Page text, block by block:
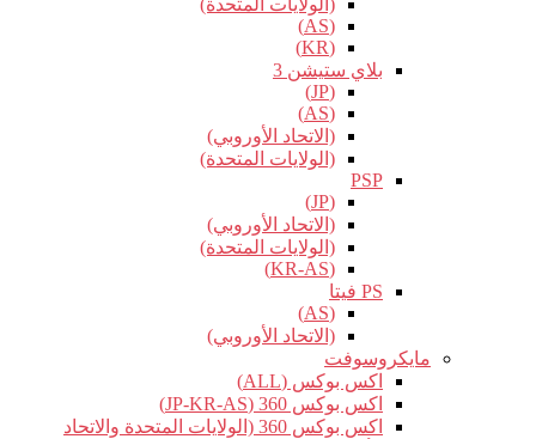
(الولايات المتحدة)
(AS)
(KR)
بلاي ستيشن 3
(JP)
(AS)
(الاتحاد الأوروبي)
(الولايات المتحدة)
PSP
(JP)
(الاتحاد الأوروبي)
(الولايات المتحدة)
(KR-AS)
PS فيتا
(AS)
(الاتحاد الأوروبي)
مايكروسوفت
اكس بوكس (ALL)
اكس بوكس 360 (JP-KR-AS)
اكس بوكس 360 (الولايات المتحدة والاتحاد